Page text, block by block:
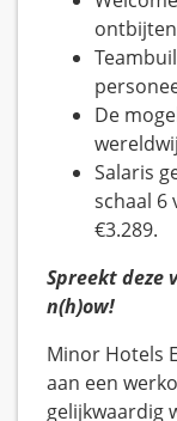
De
Salaris
schaal 6
€3.289.
Spreekt deze
n(h)ow!
Minor Hotels
aan een
gelijkwaardig